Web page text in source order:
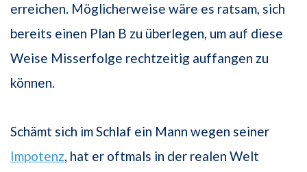
erreichen. Möglicherweise wäre es ratsam, sich
bereits einen Plan B zu überlegen, um auf diese
Weise Misserfolge rechtzeitig auffangen zu
können.
Schämt sich im Schlaf ein Mann wegen seiner
Impotenz, hat er oftmals in der realen Welt